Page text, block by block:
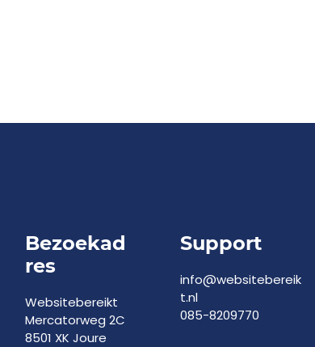
Bezoekad
res
Websitebereikt
Mercatorweg 2C
8501 XK Joure
Support
info@websitebereik
t.nl
085-8209770